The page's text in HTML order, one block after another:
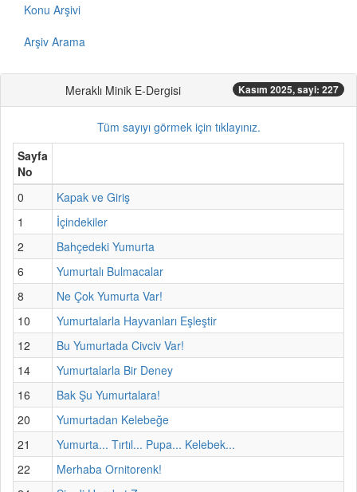
Konu Arşivi
Arşiv Arama
Meraklı Minik E-Dergisi Kasım 2025, sayi: 227
Tüm sayıyı görmek için tıklayınız.
Sayfa
No
0
Kapak ve Giriş
1
İçindekiler
2
Bahçedeki Yumurta
6
Yumurtalı Bulmacalar
8
Ne Çok Yumurta Var!
10
Yumurtalarla Hayvanları Eşleştir
12
Bu Yumurtada Civciv Var!
14
Yumurtalarla Bir Deney
16
Bak Şu Yumurtalara!
20
Yumurtadan Kelebeğe
21
Yumurta... Tırtıl... Pupa... Kelebek...
22
Merhaba Ornitorenk!